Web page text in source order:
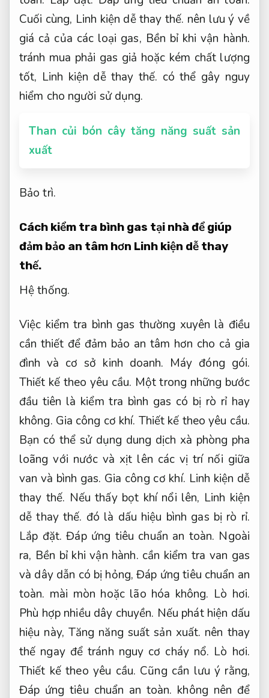
Cuối cùng, Linh kiện dễ thay thế. nên lưu ý về
giá cả của các loại gas, Bền bỉ khi vận hành.
tránh mua phải gas giả hoặc kém chất lượng
tốt, Linh kiện dễ thay thế. có thể gây nguy
hiểm cho người sử dụng.
Than củi bón cây tăng năng suất sản
xuất
Bảo trì.
Cách kiểm tra bình gas tại nhà để giúp
đảm bảo an tâm hơn Linh kiện dễ thay
thế.
Hệ thống.
Việc kiểm tra bình gas thường xuyên là điều
cần thiết để đảm bảo an tâm hơn cho cả gia
đình và cơ sở kinh doanh. Máy đóng gói.
Thiết kế theo yêu cầu. Một trong những bước
đầu tiên là kiểm tra bình gas có bị rò rỉ hay
không. Gia công cơ khí. Thiết kế theo yêu cầu.
Bạn có thể sử dụng dung dịch xà phòng pha
loãng với nước và xịt lên các vị trí nối giữa
van và bình gas. Gia công cơ khí. Linh kiện dễ
thay thế. Nếu thấy bọt khí nổi lên, Linh kiện
dễ thay thế. đó là dấu hiệu bình gas bị rò rỉ.
Lắp đặt. Đáp ứng tiêu chuẩn an toàn. Ngoài
ra, Bền bỉ khi vận hành. cần kiểm tra van gas
và dây dẫn có bị hỏng,Đáp ứng tiêu chuẩn an
toàn. mài mòn hoặc lão hóa không. Lò hơi.
Phù hợp nhiều dây chuyền. Nếu phát hiện dấu
hiệu này, Tăng năng suất sản xuất. nên thay
thế ngay để tránh nguy cơ cháy nổ. Lò hơi.
Thiết kế theo yêu cầu. Cũng cần lưu ý rằng,
Đáp ứng tiêu chuẩn an toàn. không nên để